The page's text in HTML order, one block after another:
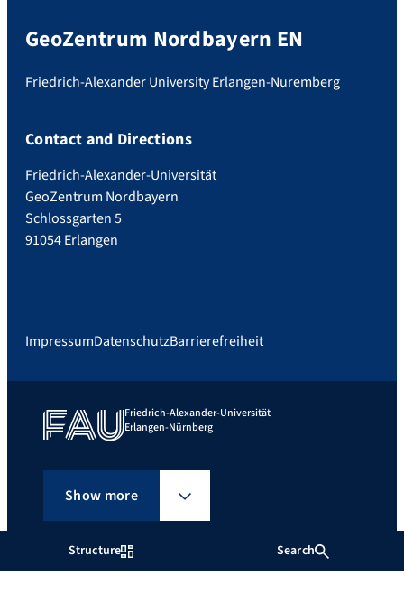
Structure Search
GeoZentrum Nordbayern EN
Friedrich-Alexander University Erlangen-Nuremberg
Contact and Directions
Friedrich-Alexander-Universität
GeoZentrum Nordbayern
Schlossgarten 5
91054 Erlangen
ImpressumDatenschutzBarrierefreiheit
Friedrich-Alexander-Universität
Erlangen-Nürnberg
Show more